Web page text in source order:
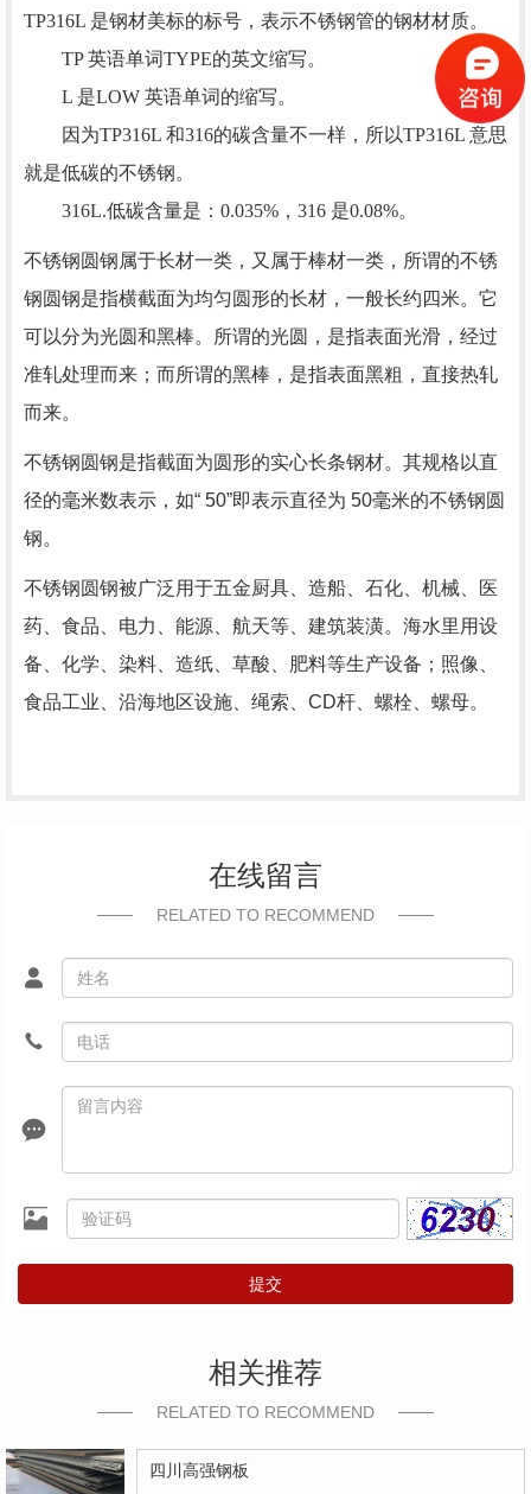
TP316L 是钢材美标的标号，表示不锈钢管的钢材材质。
TP 英语单词TYPE的英文缩写。
L 是LOW 英语单词的缩写。
因为TP316L 和316的碳含量不一样，所以TP316L 意思
就是低碳的不锈钢。
316L.低碳含量是：0.035%，316 是0.08%。
不锈钢圆钢属于长材一类，又属于棒材一类，所谓的不锈
钢圆钢是指横截面为均匀圆形的长材，一般长约四米。它
可以分为光圆和黑棒。所谓的光圆，是指表面光滑，经过
准轧处理而来；而所谓的黑棒，是指表面黑粗，直接热轧
而来。
不锈钢圆钢是指截面为圆形的实心长条钢材。其规格以直
径的毫米数表示，如“ 50”即表示直径为 50毫米的不锈钢圆
钢。
不锈钢圆钢被广泛用于五金厨具、造船、石化、机械、医
药、食品、电力、能源、航天等、建筑装潢。海水里用设
备、化学、染料、造纸、草酸、肥料等生产设备；照像、
食品工业、沿海地区设施、绳索、CD杆、螺栓、螺母。
在线留言
RELATED TO RECOMMEND
提交
相关推荐
RELATED TO RECOMMEND
四川高强钢板